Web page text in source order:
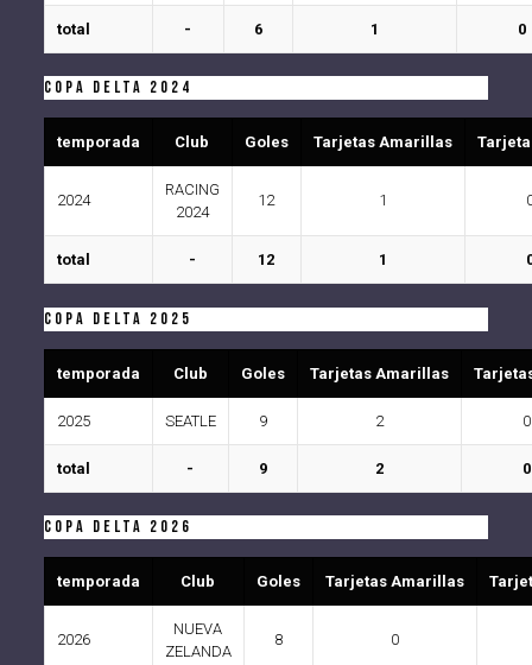
total - 6 1 0
COPA DELTA 2024
temporada Club Goles Tarjetas Amarillas
2024
RACING
2024
12 1
total - 12 1
COPA DELTA 2025
temporada Club Goles Tarjetas Amarillas
2025 SEATLE 9 2 0
total - 9 2 0
COPA DELTA 2026
temporada Club Goles Tarjetas Amarillas
2026
NUEVA
ZELANDA
8 0